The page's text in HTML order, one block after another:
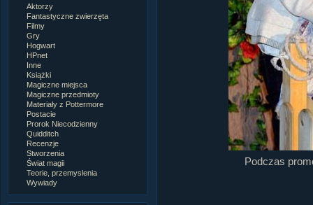
Aktorzy
Fantastyczne zwierzęta
Filmy
Gry
Hogwart
HPnet
Inne
Książki
Magiczne miejsca
Magiczne przedmioty
Materiały z Pottermore
Postacie
Prorok Niecodzienny
Quidditch
Recenzje
Stworzenia
Świat magii
Teorie, przemyslenia
Wywiady
Podczas